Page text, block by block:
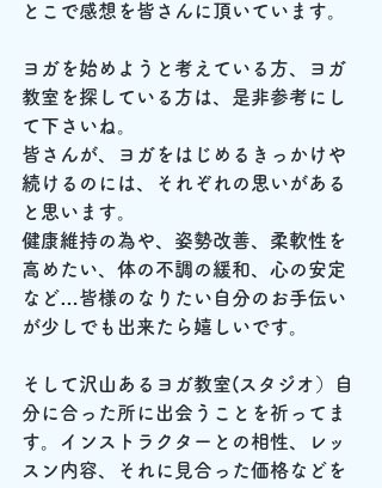
とこで感想を皆さんに頂いています。
ヨガを始めようと考えている方、ヨガ
教室を探している方は、是非参考にし
て下さいね。
皆さんが、ヨガをはじめるきっかけや
続けるのには、それぞれの思いがある
と思います。
健康維持の為や、姿勢改善、柔軟性を
高めたい、体の不調の緩和、心の安定
など…皆様のなりたい自分のお手伝い
が少しでも出来たら嬉しいです。
そして沢山あるヨガ教室(スタジオ）自
分に合った所に出会うことを祈ってま
す。インストラクターとの相性、レッ
スン内容、それに見合った価格などを